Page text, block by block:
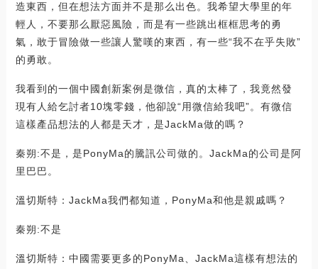
造東西，但在想法方面并不是那么出色。我希望大學里的年
輕人，不要那么厭惡風險，而是有一些跳出框框思考的勇
氣，敢于冒險做一些讓人驚嘆的東西，有一些“我不在乎失敗”
的勇敢。
我看到的一個中國創新案例是微信，真的太棒了，我竟然發
現有人給乞討者10塊零錢，他卻說“用微信給我吧”。有微信
這樣產品想法的人都是天才，是JackMa做的嗎？
秦朔:不是，是PonyMa的騰訊公司做的。JackMa的公司是阿
里巴巴。
溫切斯特：JackMa我們都知道，PonyMa和他是親戚嗎？
秦朔:不是
溫切斯特：中國需要更多的PonyMa、JackMa這樣有想法的